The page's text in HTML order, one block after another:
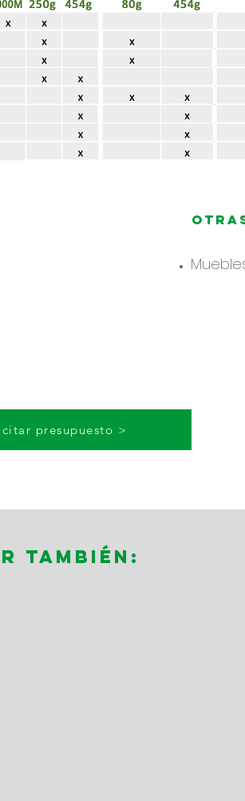
presupuesto >
también: